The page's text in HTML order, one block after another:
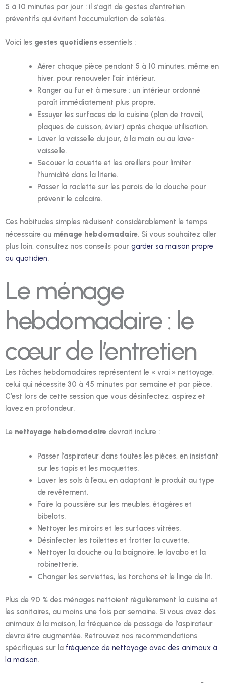
5 à 10 minutes par jour : il s’agit de gestes d’entretien
préventifs qui évitent l’accumulation de saletés.
Voici les gestes quotidiens essentiels :
Aérer chaque pièce pendant 5 à 10 minutes, même en
hiver, pour renouveler l’air intérieur.
Ranger au fur et à mesure : un intérieur ordonné
paraît immédiatement plus propre.
Essuyer les surfaces de la cuisine (plan de travail,
plaques de cuisson, évier) après chaque utilisation.
Laver la vaisselle du jour, à la main ou au lave-
vaisselle.
Secouer la couette et les oreillers pour limiter
l’humidité dans la literie.
Passer la raclette sur les parois de la douche pour
prévenir le calcaire.
Ces habitudes simples réduisent considérablement le temps
nécessaire au ménage hebdomadaire. Si vous souhaitez aller
plus loin, consultez nos conseils pour garder sa maison propre
au quotidien.
Le ménage
hebdomadaire : le
cœur de l’entretien
Les tâches hebdomadaires représentent le « vrai » nettoyage,
celui qui nécessite 30 à 45 minutes par semaine et par pièce.
C’est lors de cette session que vous désinfectez, aspirez et
lavez en profondeur.
Le nettoyage hebdomadaire devrait inclure :
Passer l’aspirateur dans toutes les pièces, en insistant
sur les tapis et les moquettes.
Laver les sols à l’eau, en adaptant le produit au type
de revêtement.
Faire la poussière sur les meubles, étagères et
bibelots.
Nettoyer les miroirs et les surfaces vitrées.
Désinfecter les toilettes et frotter la cuvette.
Nettoyer la douche ou la baignoire, le lavabo et la
robinetterie.
Changer les serviettes, les torchons et le linge de lit.
Plus de 90 % des ménages nettoient régulièrement la cuisine et
les sanitaires, au moins une fois par semaine. Si vous avez des
animaux à la maison, la fréquence de passage de l’aspirateur
devra être augmentée. Retrouvez nos recommandations
spécifiques sur la fréquence de nettoyage avec des animaux à
la maison.